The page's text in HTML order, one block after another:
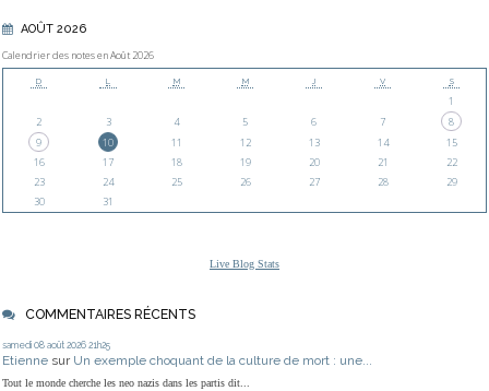
AOÛT 2026
Calendrier des notes en Août 2026
D L M M J V S
1
2
3 4 5 6 7
8
9
10 11 12 13 14
15
16
17 18 19 20 21
22
23
24 25 26 27 28
29
30
31
Live Blog Stats
COMMENTAIRES RÉCENTS
samedi 08 août 2026 21h25
Etienne sur Un exemple choquant de la culture de mort : une...
Tout le monde cherche les neo nazis dans les partis dit...